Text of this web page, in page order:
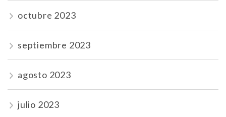
octubre 2023
septiembre 2023
agosto 2023
julio 2023